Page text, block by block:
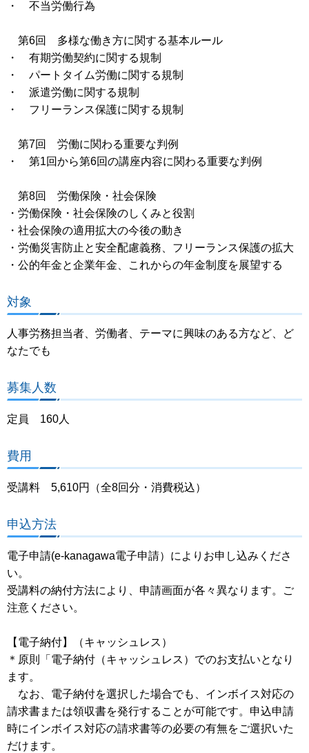
・ 不当労働行為
第6回 多様な働き方に関する基本ルール
・ 有期労働契約に関する規制
・ パートタイム労働に関する規制
・ 派遣労働に関する規制
・ フリーランス保護に関する規制
第7回 労働に関わる重要な判例
・ 第1回から第6回の講座内容に関わる重要な判例
第8回 労働保険・社会保険
・労働保険・社会保険のしくみと役割
・社会保険の適用拡大の今後の動き
・労働災害防止と安全配慮義務、フリーランス保護の拡大
・公的年金と企業年金、これからの年金制度を展望する
対象
人事労務担当者、労働者、テーマに興味のある方など、ど
なたでも
募集人数
定員 160人
費用
受講料 5,610円（全8回分・消費税込）
申込方法
電子申請(e-kanagawa電子申請）によりお申し込みくださ
い。
受講料の納付方法により、申請画面が各々異なります。ご
注意ください。
【電子納付】（キャッシュレス）
＊原則「電子納付（キャッシュレス）でのお支払いとなり
ます。
なお、電子納付を選択した場合でも、インボイス対応の
請求書または領収書を発行することが可能です。申込申請
時にインボイス対応の請求書等の必要の有無をご選択いた
だけます。